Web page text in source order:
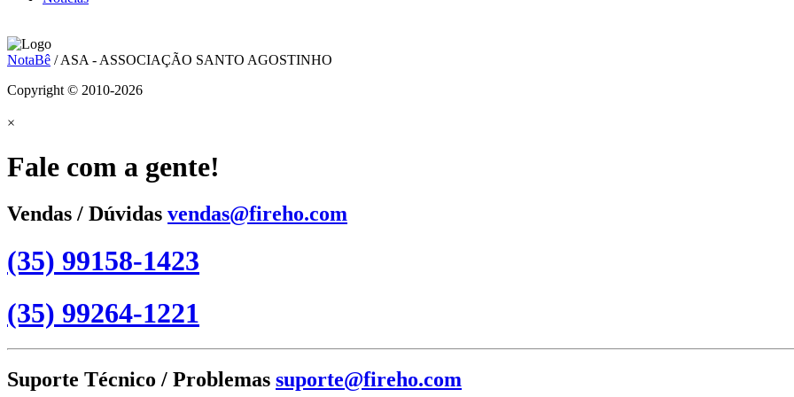
NotaBê / ASA - ASSOCIAÇÃO SANTO AGOSTINHO
Copyright © 2010-2026
×
Fale com a gente!
Vendas / Dúvidas vendas@fireho.com
(35) 99158-1423
(35) 99264-1221
Suporte Técnico / Problemas suporte@fireho.com